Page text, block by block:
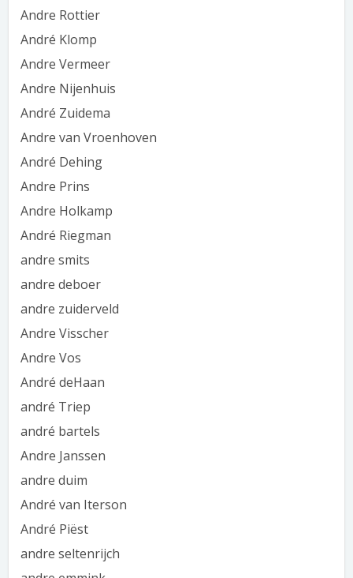
Andre Rottier
André Klomp
Andre Vermeer
Andre Nijenhuis
André Zuidema
Andre van Vroenhoven
André Dehing
Andre Prins
Andre Holkamp
André Riegman
andre smits
andre deboer
andre zuiderveld
Andre Visscher
Andre Vos
André deHaan
andré Triep
andré bartels
Andre Janssen
andre duim
André van Iterson
André Piëst
andre seltenrijch